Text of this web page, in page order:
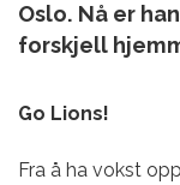
Oslo. Nå er
forskjell
Go Lions!
Fra å ha vokst